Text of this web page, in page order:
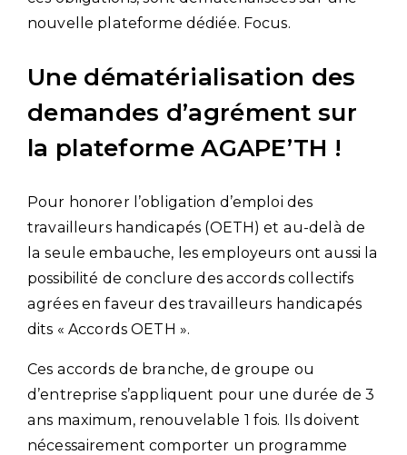
nouvelle plateforme dédiée. Focus.
Une dématérialisation des
demandes d’agrément sur
la plateforme AGAPE’TH !
Pour honorer l’obligation d’emploi des
travailleurs handicapés (OETH) et au-delà de
la seule embauche, les employeurs ont aussi la
possibilité de conclure des accords collectifs
agrées en faveur des travailleurs handicapés
dits « Accords OETH ».
Ces accords de branche, de groupe ou
d’entreprise s’appliquent pour une durée de 3
ans maximum, renouvelable 1 fois. Ils doivent
nécessairement comporter un programme